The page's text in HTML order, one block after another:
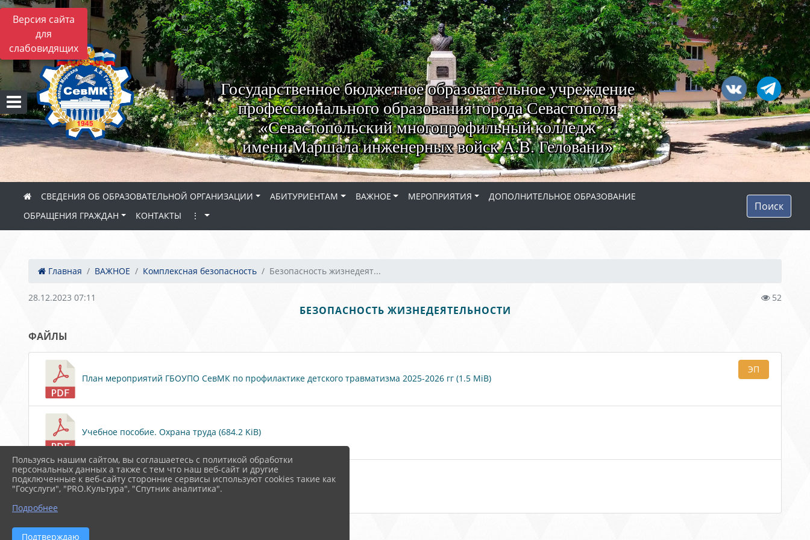
Версия сайта
для
слабовидящих
Государственное бюджетное образовательное учреждение
профессионального образования города Севастополя
«Севастопольский многопрофильный колледж
имени Маршала инженерных войск А.В. Геловани»
СВЕДЕНИЯ ОБ ОБРАЗОВАТЕЛЬНОЙ ОРГАНИЗАЦИИ АБИТУРИЕНТАМ ВАЖНОЕ МЕРОПРИЯТИЯ
ДОПОЛНИТЕЛЬНОЕ ОБРАЗОВАНИЕ
ОБРАЩЕНИЯ ГРАЖДАН
КОНТАКТЫ ⋮
Поиск
Главная ВАЖНОЕ Комплексная безопасность Безопасность жизнедеят...
28.12.2023 07:11 52
БЕЗОПАСНОСТЬ ЖИЗНЕДЕЯТЕЛЬНОСТИ
ФАЙЛЫ
План мероприятий ГБОУПО СевМК по профилактике детского травматизма 2025-2026 гг (1.5 MiB)
ЭП
Учебное пособие. Охрана труда (684.2 KiB)
Охрана труда в образовательной организации (1.7 MiB)
Скачать все
Пользуясь нашим сайтом, вы соглашаетесь с политикой обработки
персональных данных а также с тем что наш веб-сайт и другие
подключенные к веб-сайту сторонние сервисы используют cookies такие как
"Госуслуги", "PRO.Культура", "Спутник аналитика".
Подробнее
Подтверждаю